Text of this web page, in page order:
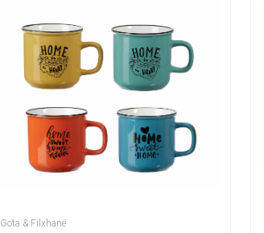
Gota & Filxhanë